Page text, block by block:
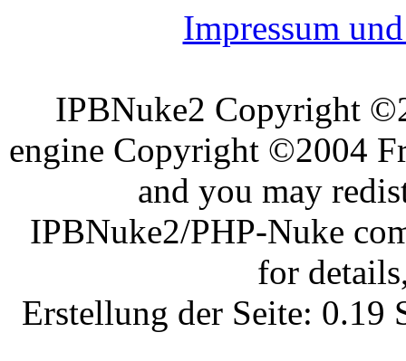
Impressum
IPBNuke2 Copyright
engine Copyright ©2004
and you may
IPBNuke2/PHP-Nuke
for
Erstellung der Seite: 0.19